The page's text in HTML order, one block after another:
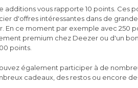
additions vous rapporte 10 points. Ces
d'offres intéressantes dans de
En ce moment par exemple avec 250
premium chez Deezer ou d'un
points.
également participer à de
cadeaux, des restos ou encore